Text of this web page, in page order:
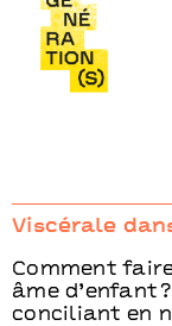
Viscérale
Comment
âme d’enfant
conciliant en